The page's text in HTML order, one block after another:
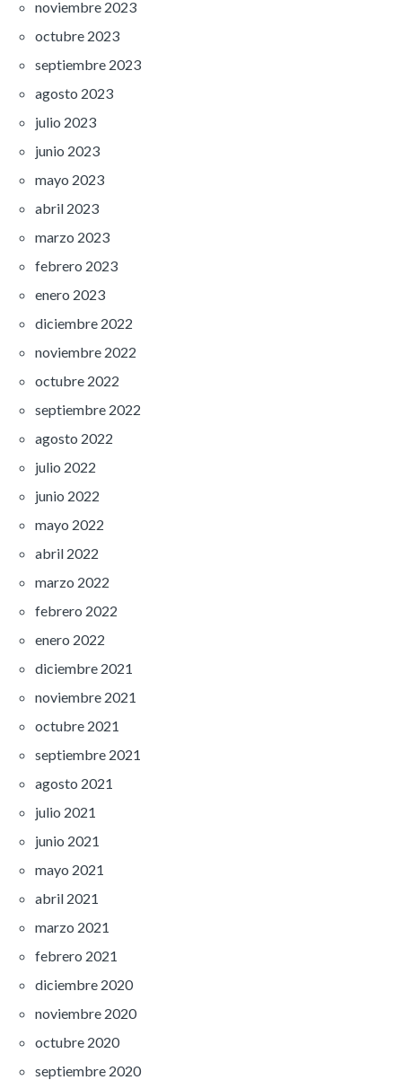
noviembre 2023
octubre 2023
septiembre 2023
agosto 2023
julio 2023
junio 2023
mayo 2023
abril 2023
marzo 2023
febrero 2023
enero 2023
diciembre 2022
noviembre 2022
octubre 2022
septiembre 2022
agosto 2022
julio 2022
junio 2022
mayo 2022
abril 2022
marzo 2022
febrero 2022
enero 2022
diciembre 2021
noviembre 2021
octubre 2021
septiembre 2021
agosto 2021
julio 2021
junio 2021
mayo 2021
abril 2021
marzo 2021
febrero 2021
diciembre 2020
noviembre 2020
octubre 2020
septiembre 2020